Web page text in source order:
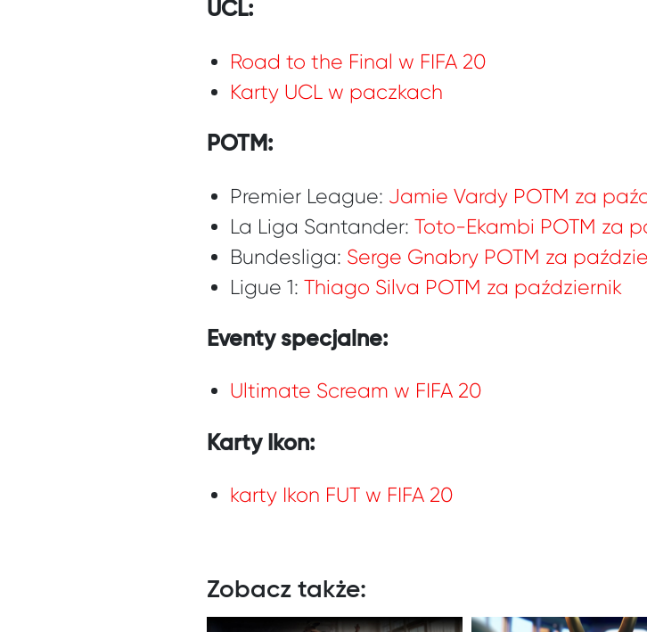
UCL:
Road to the Final w FIFA 20
Karty UCL w paczkach
POTM:
Premier League: Jamie Vardy POTM za
La Liga Santander:Toto-Ekambi POTM za
Bundesliga: Serge Gnabry POTM za
Ligue 1:Thiago Silva POTM za październik
Eventy specjalne:
Ultimate Scream w FIFA 20
Karty Ikon:
karty Ikon FUT w FIFA 20
Zobacz także: